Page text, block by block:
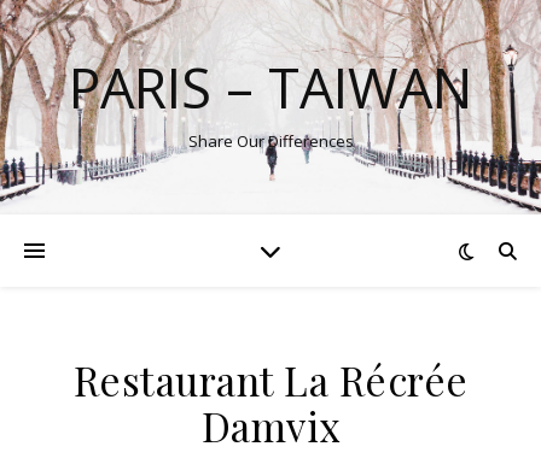
PARIS – TAIWAN
Share Our Differences
Restaurant La Récrée
Damvix